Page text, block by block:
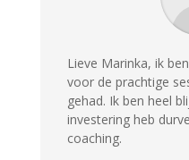
Lieve Marinka, ik
voor de prachtige
gehad. Ik ben heel
investering heb
coaching.